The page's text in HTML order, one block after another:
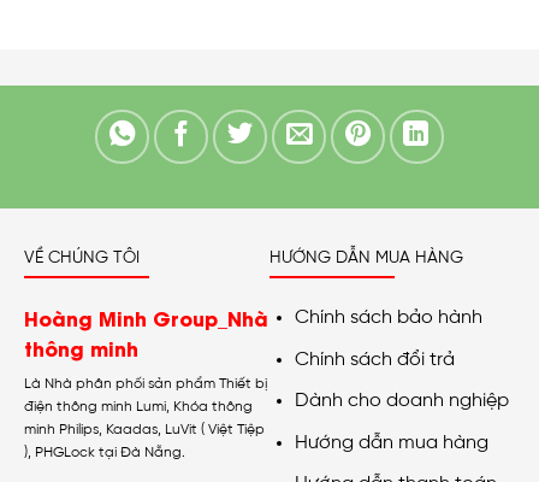
VỀ CHÚNG TÔI
Hoàng Minh Group_Nhà
thông minh
Là Nhà phân phối sản phẩm Thiết bị
điện thông minh Lumi, Khóa thông
minh Philips, Kaadas, LuVit ( Việt Tiệp
), PHGLock tại Đà Nẵng.
HƯỚNG DẪN MUA HÀNG
Chính sách bảo hành
Chính sách đổi trả
Dành cho doanh nghiệp
Hướng dẫn mua hàng